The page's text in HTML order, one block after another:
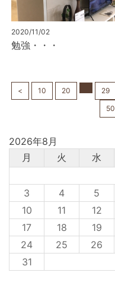
2020/11/02
勉強・・・
< 10 20 29
50
2026年8月
月
火 水
3
4 5
10
11 12
17
18 19
24
25 26
31